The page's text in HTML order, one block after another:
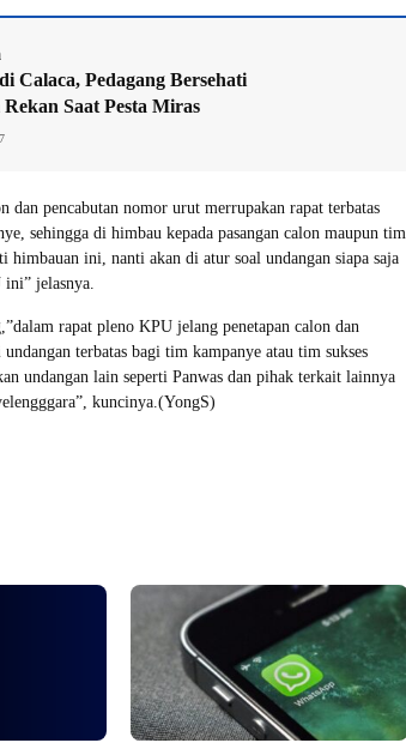
Calaca, Pedagang Bersehati
Saat Pesta Miras
dan pencabutan nomor urut merrupakan rapat terbatas
sehingga di himbau kepada pasangan calon maupun tim
himbauan ini, nanti akan di atur soal undangan siapa saja
ini” jelasnya.
rapat pleno KPU jelang penetapan calon dan
terbatas bagi tim kampanye atau tim sukses
undangan lain seperti Panwas dan pihak terkait lainnya
kuncinya.(YongS)